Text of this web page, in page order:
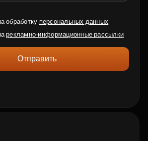
обработку персональных данных
рекламно-информационные рассылки
Отправить